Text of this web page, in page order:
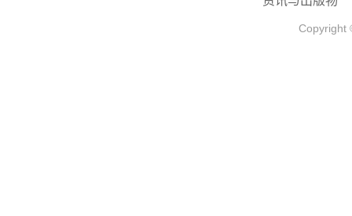
Copyright